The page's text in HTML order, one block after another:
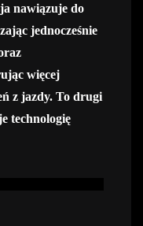
nawiązuje do
jednocześnie
więcej
z jazdy. To drugi
technologię